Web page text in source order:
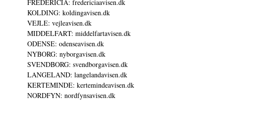
FREDERICIA: fredericiaavisen.dk
KOLDING: koldingavisen.dk
VEJLE: vejleavisen.dk
MIDDELFART: middelfartavisen.dk
ODENSE: odenseavisen.dk
NYBORG: nyborgavisen.dk
SVENDBORG: svendborgavisen.dk
LANGELAND: langelandavisen.dk
KERTEMINDE: kertemindeavisen.dk
NORDFYN: nordfynsavisen.dk